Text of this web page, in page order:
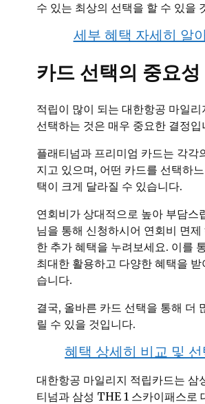
수 있는 최상의 선택을 할 수 있을
세부 혜택 자세히 알
카드 선택의 중요성
적립이 많이 되는 대한항공 마일
선택하는 것은 매우 중요한 결정입
플래티넘과 프리미엄 카드는 각각
지고 있으며, 어떤 카드를 선택하
택이 크게 달라질 수 있습니다.
연회비가 상대적으로 높아 부담스
님을 통해 신청하시어 연회비 면
한 추가 혜택을 누려보세요. 이를
최대한 활용하고 다양한 혜택을 받
습니다.
결국, 올바른 카드 선택을 통해 더
릴 수 있을 것입니다.
혜택 상세히 비교 및 선
대한항공 마일리지 적립카드는 삼
티넘과 삼성 THE 1 스카이패스로